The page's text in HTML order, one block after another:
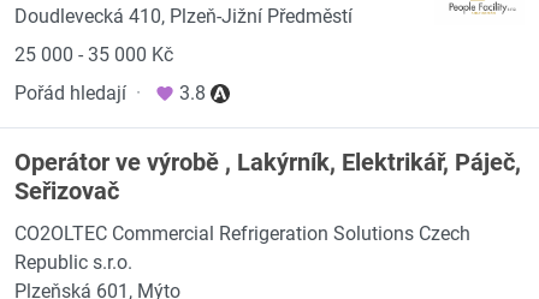
Doudlevecká 410, Plzeň-Jižní Předměstí
25 000 - 35 000 Kč
Pořád hledají · 3.8
Operátor ve výrobě , Lakýrník, Elektrikář, Páječ,
Seřizovač
CO2OLTEC Commercial Refrigeration Solutions Czech
Republic s.r.o.
Plzeňská 601, Mýto